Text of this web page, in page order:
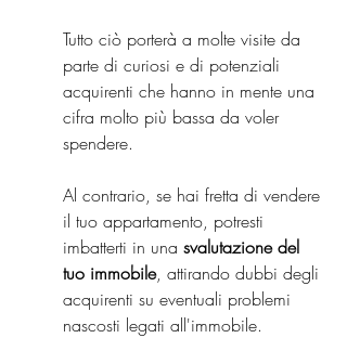
Tutto ciò porterà a molte visite da
parte di curiosi e di potenziali
acquirenti che hanno in mente una
cifra molto più bassa da voler
spendere.
Al contrario, se hai fretta di vendere
il tuo appartamento, potresti
imbatterti in una svalutazione del
tuo immobile, attirando dubbi degli
acquirenti su eventuali problemi
nascosti legati all'immobile.